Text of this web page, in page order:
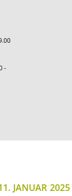
-
JANUAR 2025